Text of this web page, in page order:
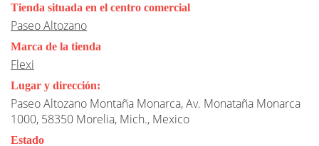
Tienda situada en el centro comercial
Paseo Altozano
Marca de la tienda
Flexi
Lugar y dirección:
Paseo Altozano Montaña Monarca, Av. Monataña Monarca
1000, 58350 Morelia, Mich., Mexico
Estado